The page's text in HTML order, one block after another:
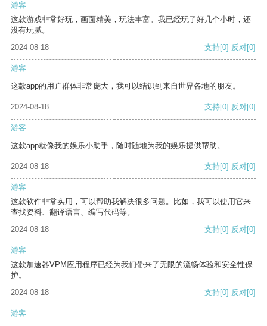
游客
这款游戏非常好玩，画面精美，玩法丰富。我已经玩了好几个小时，还
没有玩腻。
2024-08-18
支持[0] 反对[0]
游客
这款app的用户群体非常庞大，我可以结识到来自世界各地的朋友。
2024-08-18 支持[0] 反对[0]
游客
这款app就像我的娱乐小助手，随时随地为我的娱乐提供帮助。
2024-08-18 支持[0] 反对[0]
游客
这款软件非常实用，可以帮助我解决很多问题。比如，我可以使用它来
查找资料、翻译语言、编写代码等。
2024-08-18
支持[0] 反对[0]
游客
这款加速器VPM应用程序已经为我们带来了无限的流畅体验和安全性保
护。
2024-08-18
支持[0] 反对[0]
游客